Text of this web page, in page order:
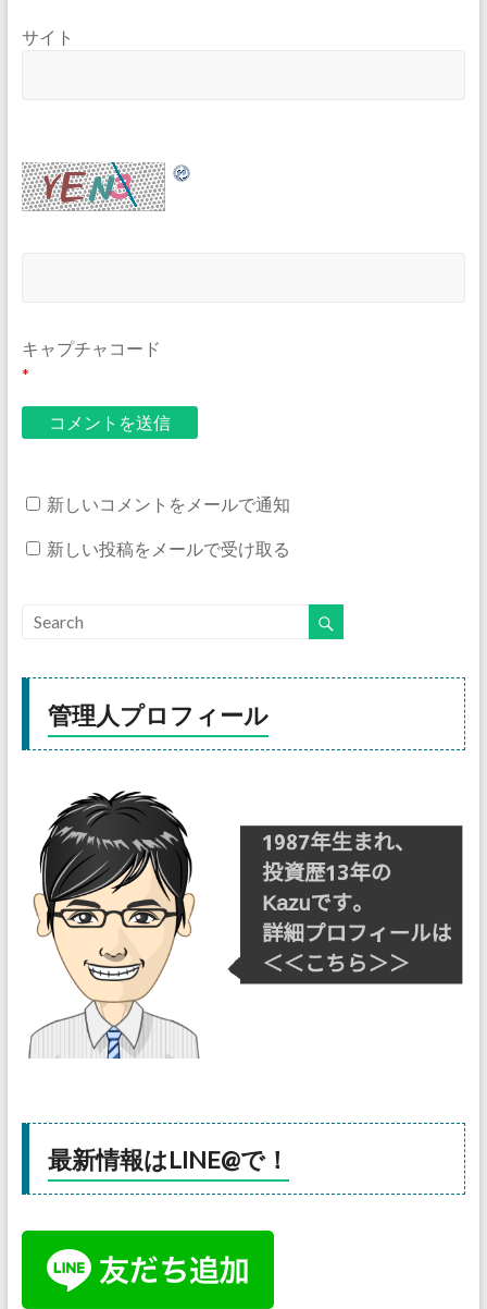
サイト
キャプチャコード
*
新しいコメントをメールで通知
新しい投稿をメールで受け取る
管理人プロフィール
最新情報はLINE@で！